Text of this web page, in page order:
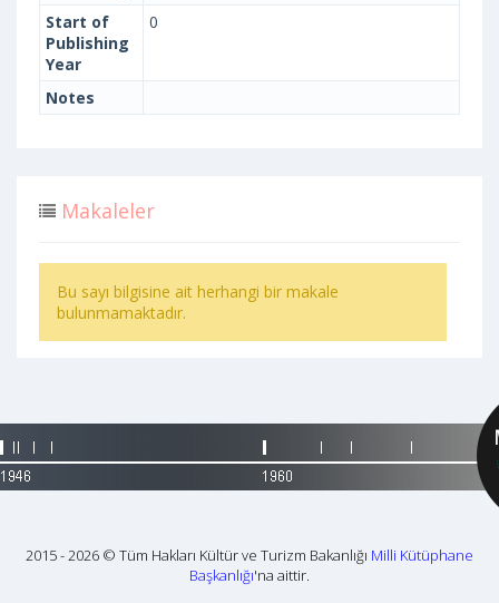
Start of
Publishing
Year
0
Notes
Makaleler
Bu sayı bilgisine ait herhangi bir makale
bulunmamaktadır.
2015 - 2026 © Tüm Hakları Kültür ve Turizm Bakanlığı Milli Kütüphane
Başkanlığı'na aittir.